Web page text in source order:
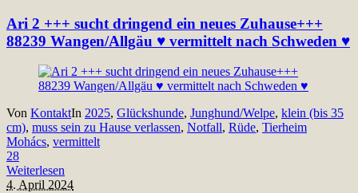
Ari 2 +++ sucht dringend ein neues Zuhause+++
88239 Wangen/Allgäu ♥ vermittelt nach Schweden ♥
Von KontaktIn 2025, Glückshunde, Junghund/Welpe, klein (bis 35
cm), muss sein zu Hause verlassen, Notfall, Rüde, Tierheim
Mohács, vermittelt
28
Weiterlesen
4. April 2024